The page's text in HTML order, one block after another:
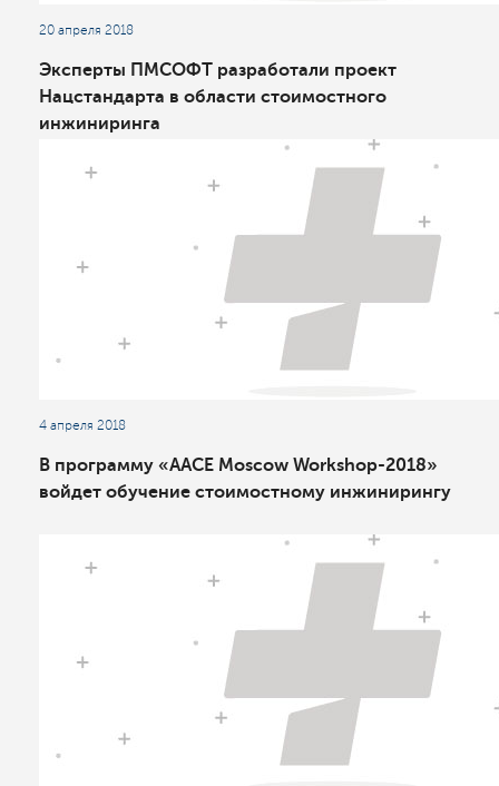
20 апреля 2018
Эксперты ПМСОФТ разработали проект
Нацстандарта в области стоимостного
инжиниринга
4 апреля 2018
В программу «AACE Moscow Workshop-2018»
войдет обучение стоимостному инжинирингу